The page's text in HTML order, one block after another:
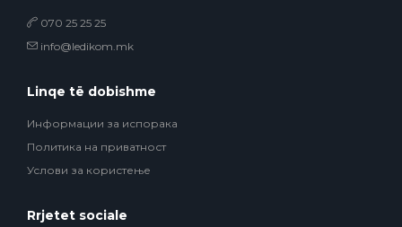
070 25 25 25
info@ledikom.mk
Linqe të dobishme
Информации за испорака
Политика на приватност
Услови за користење
Rrjetet sociale